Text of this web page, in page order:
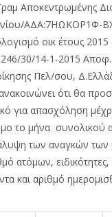
Αποκεντρωμένης
ΑΔΑ:7ΗΩΚΟΡ1Φ-
οικ έτους
30/14-1-2015
Πελ/σου,
ότι θα
για απασχόληση
το μήνα συνολικού
των αναγκών των
ατόμων,
και αριθμό